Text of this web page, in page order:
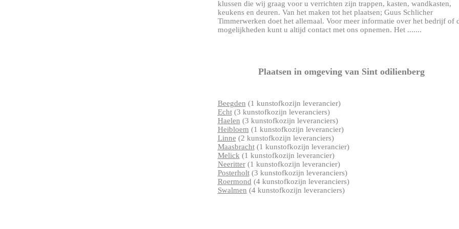
klussen die wij graag voor u verrichten zijn trappen, kasten, wandkasten,
keukens en deuren. Van het maken tot het plaatsen; Guus Schlicher
Timmerwerken doet het allemaal. Voor meer informatie over het bedrijf of
mogelijkheden kunt u altijd contact met ons opnemen. Het .......
Plaatsen in omgeving van Sint odilienberg
Beegden (1 kunstofkozijn leverancier)
Echt(3 kunstofkozijn leveranciers)
Haelen (3 kunstofkozijn leveranciers)
Heibloem (1 kunstofkozijn leverancier)
Linne (2 kunstofkozijn leveranciers)
Maasbracht(1 kunstofkozijn leverancier)
Melick (1 kunstofkozijn leverancier)
Neeritter(1 kunstofkozijn leverancier)
Posterholt(3 kunstofkozijn leveranciers)
Roermond (4 kunstofkozijn leveranciers)
Swalmen (4 kunstofkozijn leveranciers)